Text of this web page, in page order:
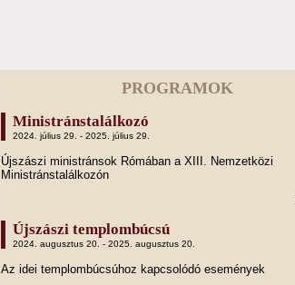
PROGRAMOK
Ministránstalálkozó
2024. július 29. - 2025. július 29.
Újszászi ministránsok Rómában a XIII. Nemzetközi
Ministránstalálkozón
Újszászi templombúcsú
2024. augusztus 20. - 2025. augusztus 20.
Az idei templombúcsúhoz kapcsolódó események